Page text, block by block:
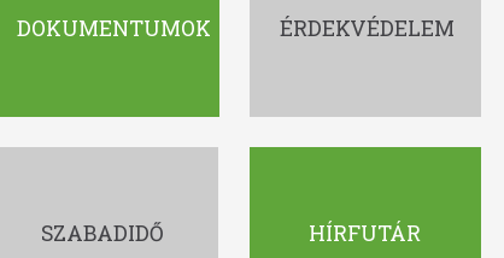
DOKUMENTUMOK ÉRDEKVÉDELEM
SZABADIDŐ HÍRFUTÁR